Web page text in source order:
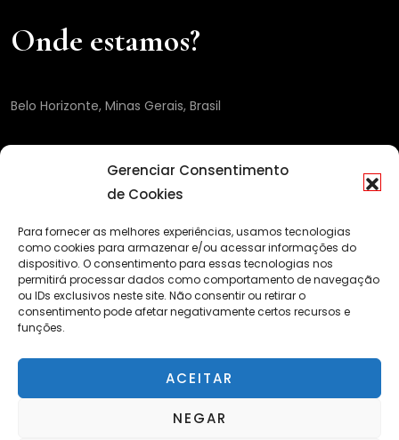
Gerenciar Consentimento
de Cookies
Para fornecer as melhores experiências, usamos tecnologias
como cookies para armazenar e/ou acessar informações do
dispositivo. O consentimento para essas tecnologias nos
permitirá processar dados como comportamento de navegação
ou IDs exclusivos neste site. Não consentir ou retirar o
consentimento pode afetar negativamente certos recursos e
funções.
ACEITAR
NEGAR
Onde estamos?
Belo Horizonte, Minas Gerais, Brasil